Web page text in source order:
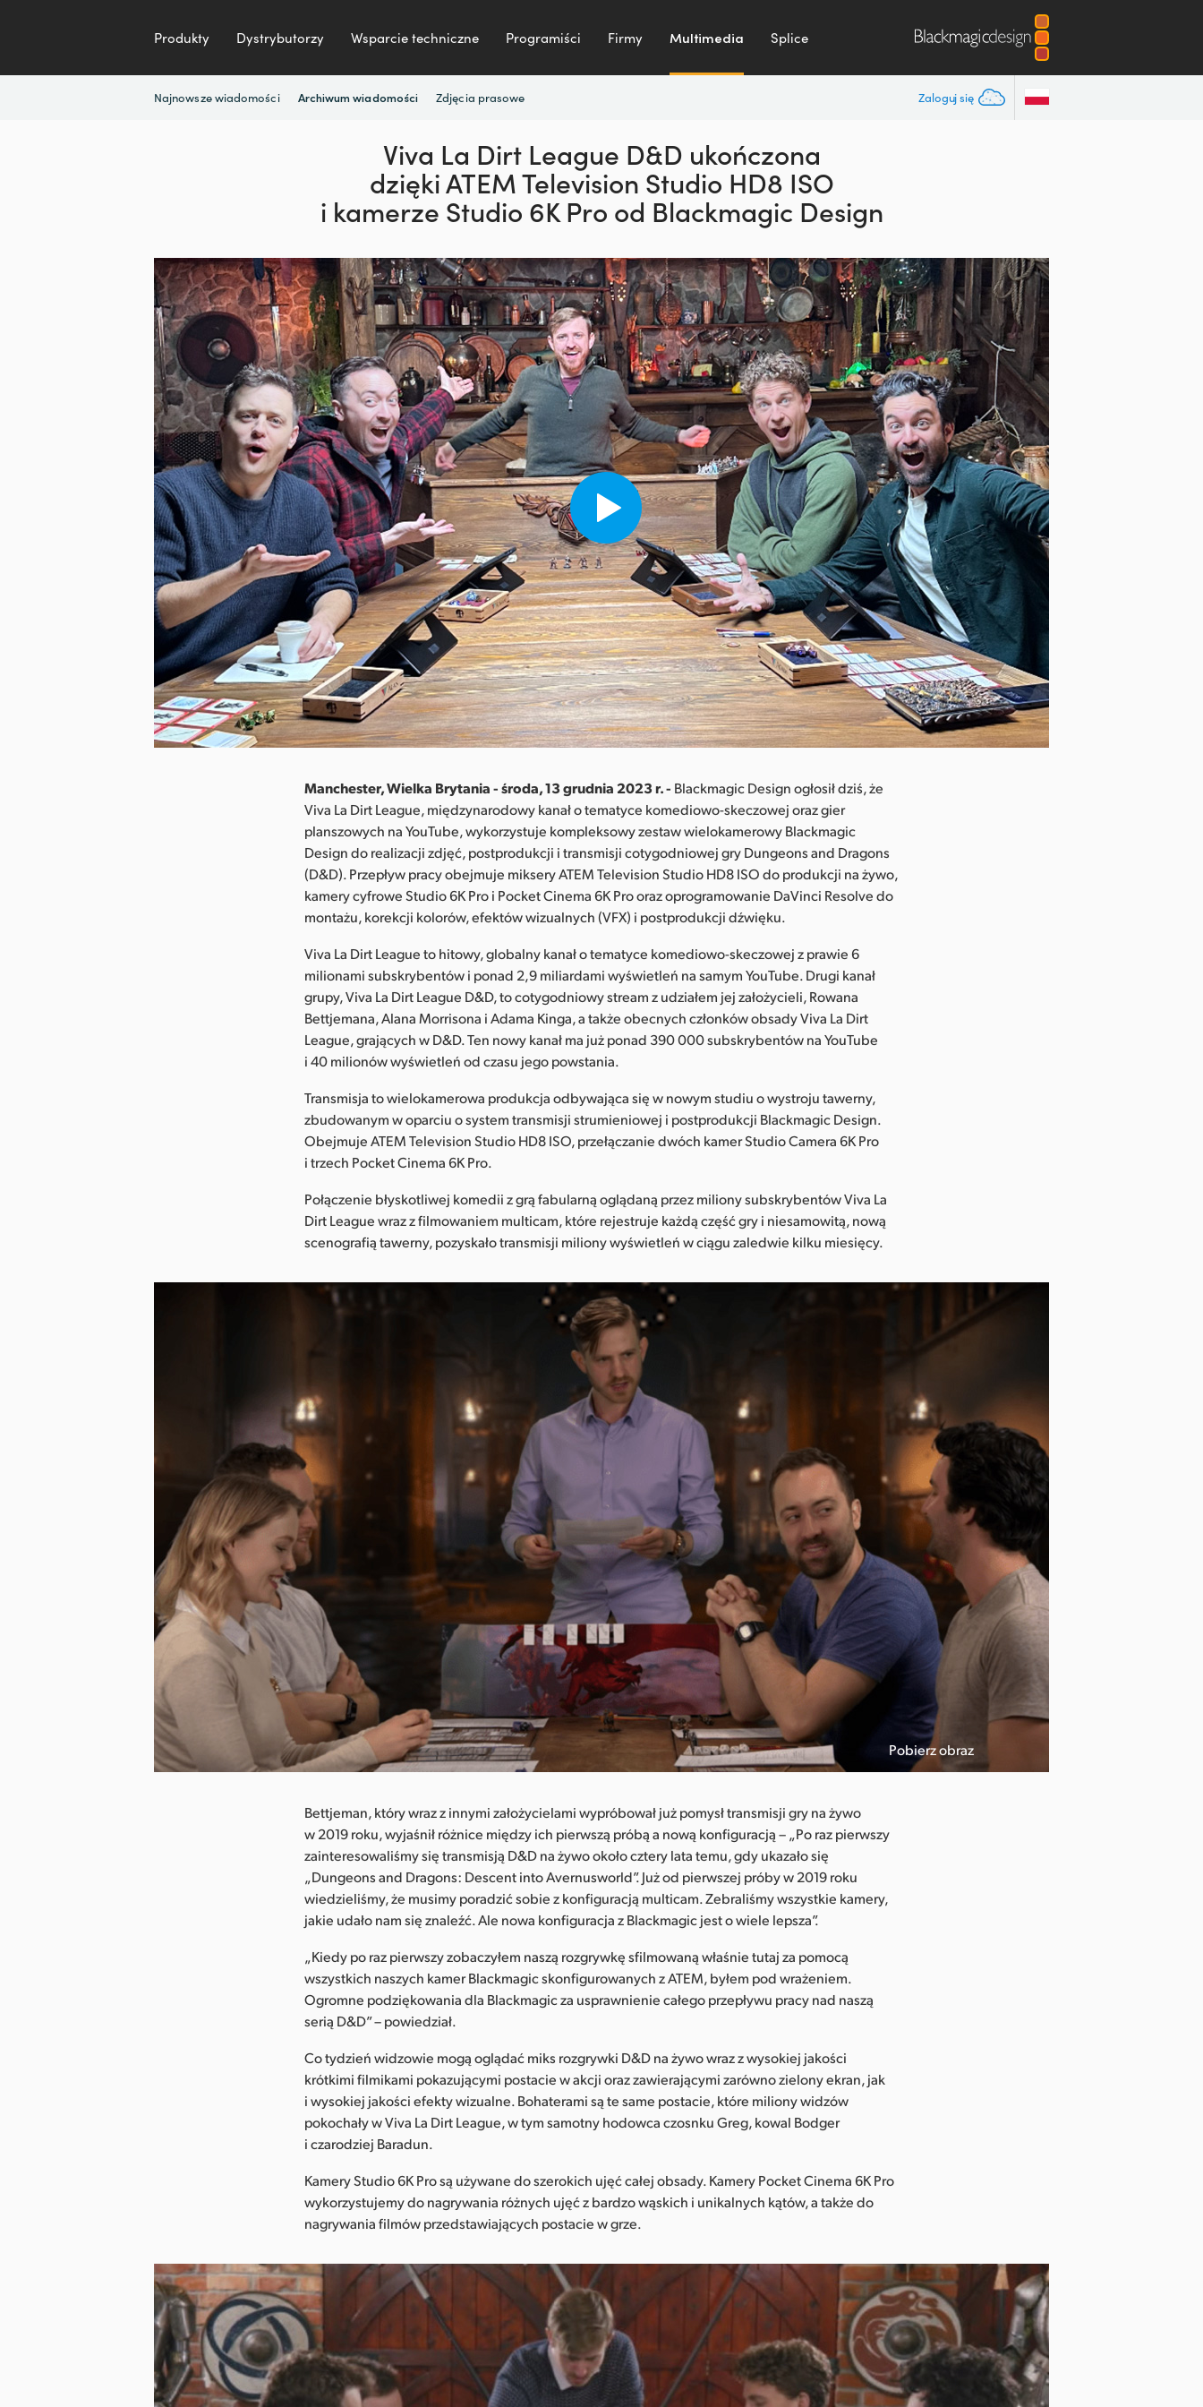
Produkty Dystrybutorzy Wsparcie techniczne Programiści Firmy Multimedia Splice
Zaloguj się
Najnowsze wiadomości Archiwum wiadomości Zdjęcia prasowe
Viva La Dirt League D&D ukończona
dzięki ATEM Television Studio HD8 ISO
i kamerze Studio 6K Pro od Blackmagic Design
Manchester, Wielka Brytania - środa, 13 grudnia 2023 r. - Blackmagic Design ogłosił dziś, że
Viva La Dirt League, międzynarodowy kanał o tematyce komediowo-skeczowej oraz gier
planszowych na YouTube, wykorzystuje kompleksowy zestaw wielokamerowy Blackmagic
Design do realizacji zdjęć, postprodukcji i transmisji cotygodniowej gry Dungeons and Dragons
(D&D). Przepływ pracy obejmuje miksery ATEM Television Studio HD8 ISO do produkcji na żywo,
kamery cyfrowe Studio 6K Pro i Pocket Cinema 6K Pro oraz oprogramowanie DaVinci Resolve do
montażu, korekcji kolorów, efektów wizualnych (VFX) i postprodukcji dźwięku.
Viva La Dirt League to hitowy, globalny kanał o tematyce komediowo-skeczowej z prawie 6
milionami subskrybentów i ponad 2,9 miliardami wyświetleń na samym YouTube. Drugi kanał
grupy, Viva La Dirt League D&D, to cotygodniowy stream z udziałem jej założycieli, Rowana
Bettjemana, Alana Morrisona i Adama Kinga, a także obecnych członków obsady Viva La Dirt
League, grających w D&D. Ten nowy kanał ma już ponad 390 000 subskrybentów na YouTube
i 40 milionów wyświetleń od czasu jego powstania.
Transmisja to wielokamerowa produkcja odbywająca się w nowym studiu o wystroju tawerny,
zbudowanym w oparciu o system transmisji strumieniowej i postprodukcji Blackmagic Design.
Obejmuje ATEM Television Studio HD8 ISO, przełączanie dwóch kamer Studio Camera 6K Pro
i trzech Pocket Cinema 6K Pro.
Połączenie błyskotliwej komedii z grą fabularną oglądaną przez miliony subskrybentów Viva La
Dirt League wraz z filmowaniem multicam, które rejestruje każdą część gry i niesamowitą, nową
scenografią tawerny, pozyskało transmisji miliony wyświetleń w ciągu zaledwie kilku miesięcy.
Pobierz obraz
Bettjeman, który wraz z innymi założycielami wypróbował już pomysł transmisji gry na żywo
w 2019 roku, wyjaśnił różnice między ich pierwszą próbą a nową konfiguracją – „Po raz pierwszy
zainteresowaliśmy się transmisją D&D na żywo około cztery lata temu, gdy ukazało się
„Dungeons and Dragons: Descent into Avernusworld”. Już od pierwszej próby w 2019 roku
wiedzieliśmy, że musimy poradzić sobie z konfiguracją multicam. Zebraliśmy wszystkie kamery,
jakie udało nam się znaleźć. Ale nowa konfiguracja z Blackmagic jest o wiele lepsza”.
„Kiedy po raz pierwszy zobaczyłem naszą rozgrywkę sfilmowaną właśnie tutaj za pomocą
wszystkich naszych kamer Blackmagic skonfigurowanych z ATEM, byłem pod wrażeniem.
Ogromne podziękowania dla Blackmagic za usprawnienie całego przepływu pracy nad naszą
serią D&D” – powiedział.
Co tydzień widzowie mogą oglądać miks rozgrywki D&D na żywo wraz z wysokiej jakości
krótkimi filmikami pokazującymi postacie w akcji oraz zawierającymi zarówno zielony ekran, jak
i wysokiej jakości efekty wizualne. Bohaterami są te same postacie, które miliony widzów
pokochały w Viva La Dirt League, w tym samotny hodowca czosnku Greg, kowal Bodger
i czarodziej Baradun.
Kamery Studio 6K Pro są używane do szerokich ujęć całej obsady. Kamery Pocket Cinema 6K Pro
wykorzystujemy do nagrywania różnych ujęć z bardzo wąskich i unikalnych kątów, a także do
nagrywania filmów przedstawiających postacie w grze.